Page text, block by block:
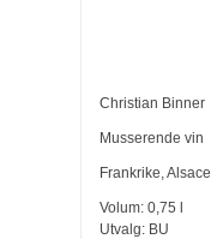
Christian Binner
Musserende vin
Frankrike,Alsace
Volum:0,75 l
Utvalg: BU